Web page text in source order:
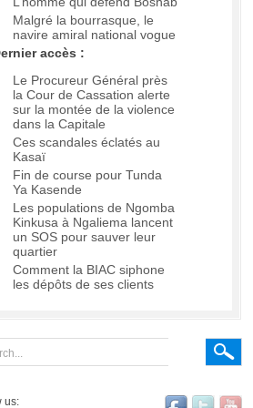
Malgré la bourrasque, le
navire amiral national vogue
accès :
Le Procureur Général près
la Cour de Cassation alerte
sur la montée de la violence
dans la Capitale
Ces scandales éclatés au
Kasaï
Fin de course pour Tunda
Ya Kasende
Les populations de Ngomba
Kinkusa à Ngaliema lancent
un SOS pour sauver leur
quartier
Comment la BIAC siphone
les dépôts de ses clients
us: